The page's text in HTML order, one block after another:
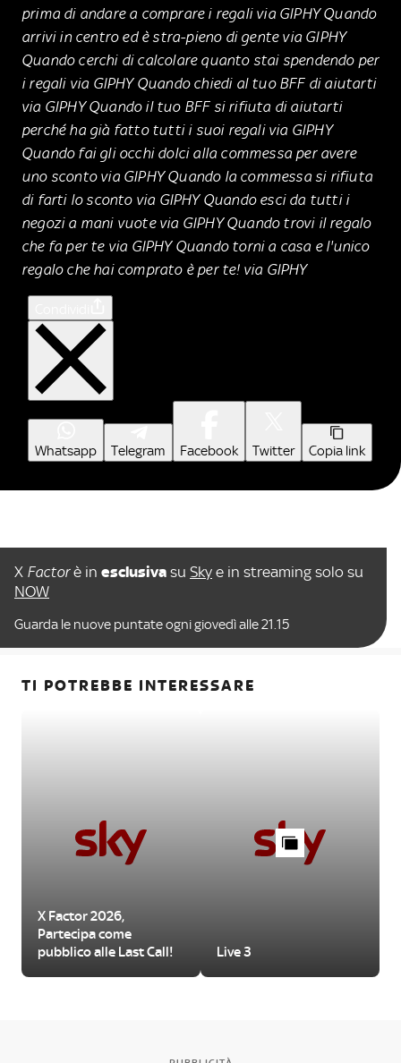
prima di andare a comprare i regali via GIPHY Quando
arrivi in centro ed è stra-pieno di gente via GIPHY
Quando cerchi di calcolare quanto stai spendendo per
i regali via GIPHY Quando chiedi al tuo BFF di aiutarti
via GIPHY Quando il tuo BFF si rifiuta di aiutarti
perché ha già fatto tutti i suoi regali via GIPHY
Quando fai gli occhi dolci alla commessa per avere
uno sconto via GIPHY Quando la commessa si rifiuta
di farti lo sconto via GIPHY Quando esci da tutti i
negozi a mani vuote via GIPHY Quando trovi il regalo
che fa per te via GIPHY Quando torni a casa e l'unico
regalo che hai comprato è per te! via GIPHY
Whatsapp Telegram Facebook Twitter Copia link
X Factorè in esclusiva su Sky e in streaming solo su
NOW
Guarda le nuove puntate ogni giovedì alle 21.15
TI POTREBBE INTERESSARE
X Factor 2026,
Partecipa come
pubblico alle Last Call!
Live 3